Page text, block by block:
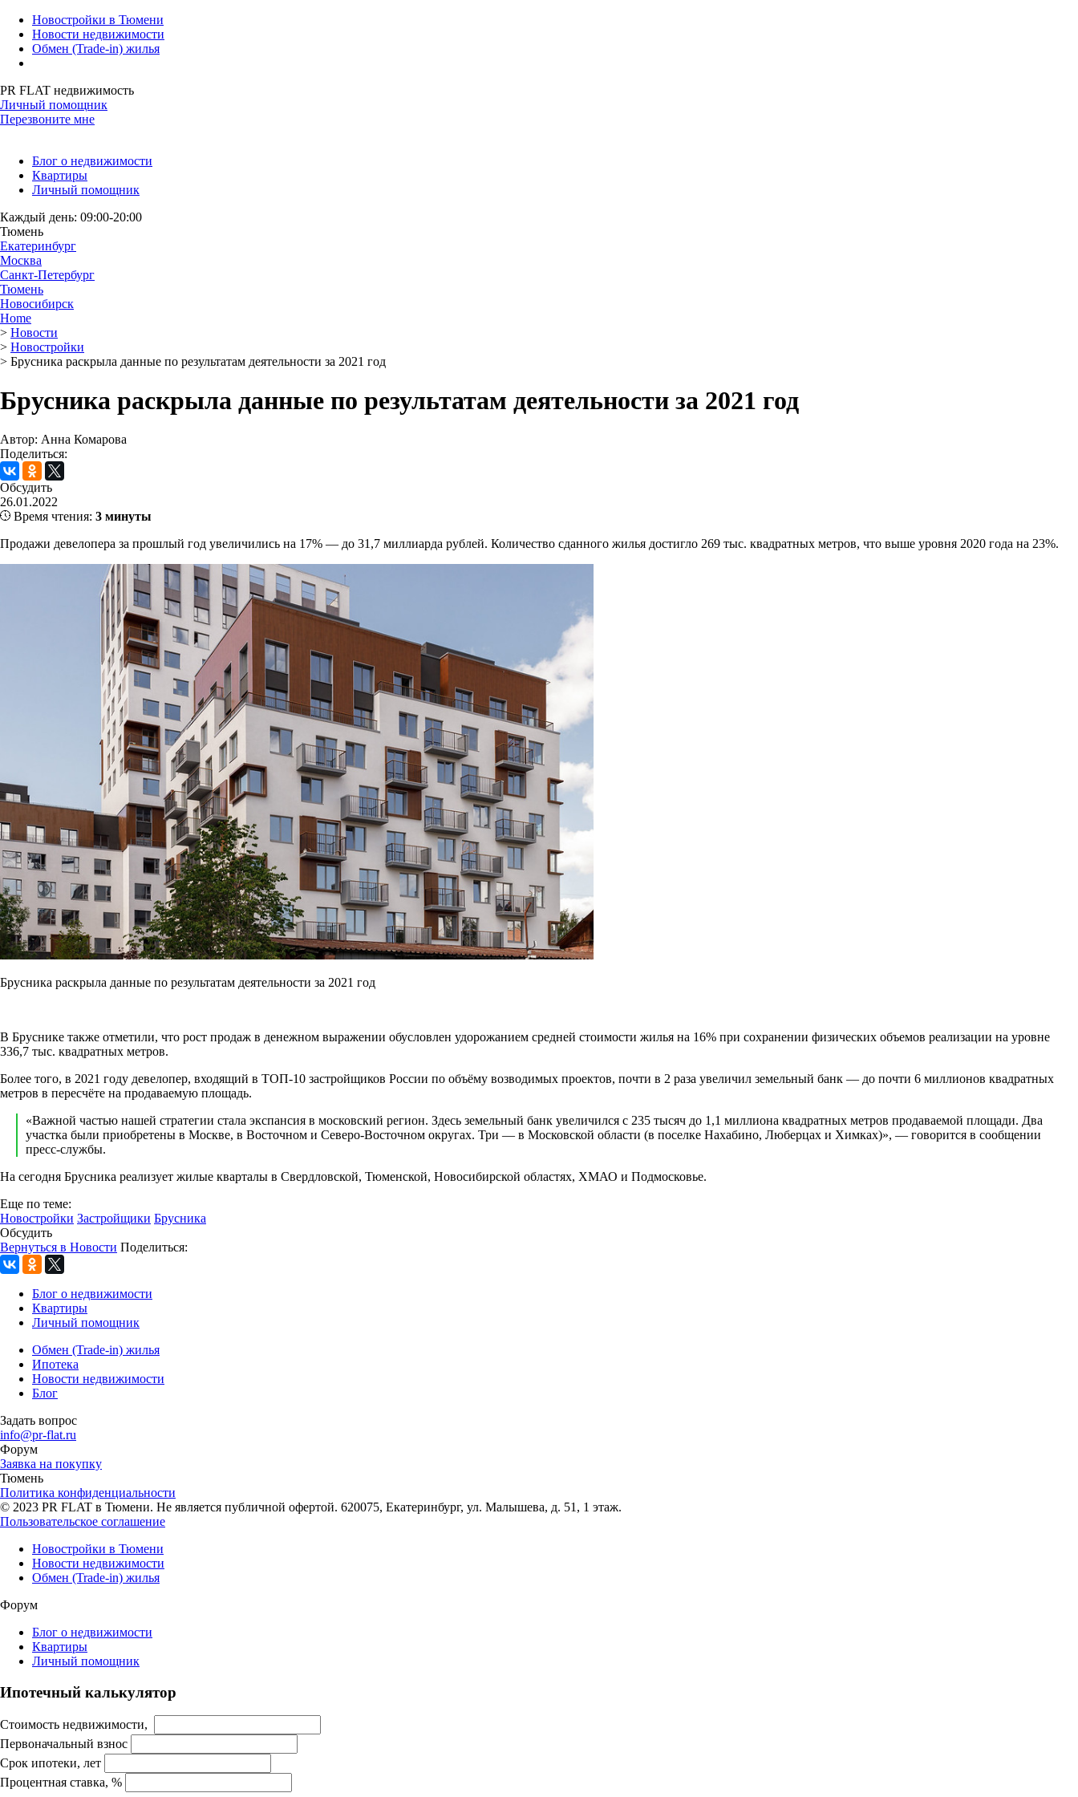
Новостройки в Тюмени
Новости недвижимости
Обмен (Trade-in) жилья
PR FLAT недвижимость
Личный помощник
Перезвоните мне
Блог о недвижимости
Квартиры
Личный помощник
Каждый день: 09:00-20:00
Тюмень
Екатеринбург
Москва
Санкт-Петербург
Тюмень
Новосибирск
Home
> Новости
> Новостройки
> Брусника раскрыла данные по результатам деятельности за 2021 год
Брусника раскрыла данные по результатам деятельности за 2021 год
Автор: Анна Комарова
Поделиться:
Обсудить
26.01.2022
Время чтения: 3 минуты
Продажи девелопера за прошлый год увеличились на 17% — до 31,7 миллиарда рублей. Количество сданного жилья достигло 269 тыс. квадратных метров, что выше уровня 2020 года на 23%.
Брусника раскрыла данные по результатам деятельности за 2021 год
В Бруснике также отметили, что рост продаж в денежном выражении обусловлен удорожанием средней стоимости жилья на 16% при сохранении физических объемов реализации на уровне
336,7 тыс. квадратных метров.
Более того, в 2021 году девелопер, входящий в ТОП-10 застройщиков России по объёму возводимых проектов, почти в 2 раза увеличил земельный банк — до почти 6 миллионов квадратных
метров в пересчёте на продаваемую площадь.
«Важной частью нашей стратегии стала экспансия в московский регион. Здесь земельный банк увеличился с 235 тысяч до 1,1 миллиона квадратных метров продаваемой площади. Два
участка были приобретены в Москве, в Восточном и Северо-Восточном округах. Три — в Московской области (в поселке Нахабино, Люберцах и Химках)», — говорится в сообщении
пресс-службы.
На сегодня Брусника реализует жилые кварталы в Свердловской, Тюменской, Новосибирской областях, ХМАО и Подмосковье.
Еще по теме:
Новостройки Застройщики Брусника
Обсудить
Вернуться в Новости Поделиться:
Блог о недвижимости
Квартиры
Личный помощник
Обмен (Trade-in) жилья
Ипотека
Новости недвижимости
Блог
Задать вопрос
info@pr-flat.ru
Форум
Заявка на покупку
Тюмень
Политика конфиденциальности
© 2023 PR FLAT в Тюмени. Не является публичной офертой. 620075, Екатеринбург, ул. Малышева, д. 51, 1 этаж.
Пользовательское соглашение
Новостройки в Тюмени
Новости недвижимости
Обмен (Trade-in) жилья
Форум
Блог о недвижимости
Квартиры
Личный помощник
Ипотечный калькулятор
Стоимость недвижимости,
Первоначальный взнос
Срок ипотеки, лет
Процентная ставка, %